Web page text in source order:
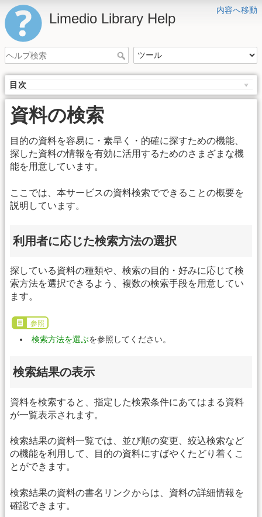
内容へ移動
Limedio Library Help
目次
資料の検索
目的の資料を容易に・素早く・的確に探すための機能、
探した資料の情報を有効に活用するためのさまざまな機
能を用意しています。
ここでは、本サービスの資料検索でできることの概要を
説明しています。
利用者に応じた検索方法の選択
探している資料の種類や、検索の目的・好みに応じて検
索方法を選択できるよう、複数の検索手段を用意してい
ます。
参照
検索方法を選ぶを参照してください。
検索結果の表示
資料を検索すると、指定した検索条件にあてはまる資料
が一覧表示されます。
検索結果の資料一覧では、並び順の変更、絞込検索など
の機能を利用して、目的の資料にすばやくたどり着くこ
とができます。
検索結果の資料の書名リンクからは、資料の詳細情報を
確認できます。